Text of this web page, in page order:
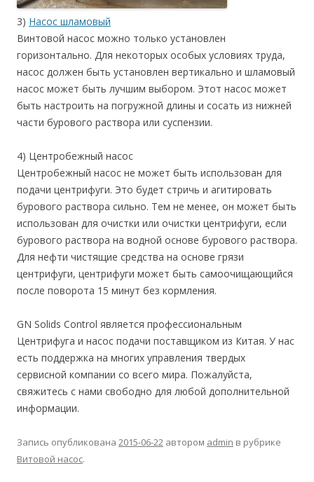
3) Насос шламовый
Винтовой насос можно только установлен
горизонтально. Для некоторых особых условиях труда,
насос должен быть установлен вертикально и шламовый
насос может быть лучшим выбором. Этот насос может
быть настроить на погружной длины и сосать из нижней
части бурового раствора или суспензии.
4) Центробежный насос
Центробежный насос не может быть использован для
подачи центрифуги. Это будет стричь и агитировать
бурового раствора сильно. Тем не менее, он может быть
использован для очистки или очистки центрифуги, если
бурового раствора на водной основе бурового раствора.
Для нефти чистящие средства на основе грязи
центрифуги, центрифуги может быть самоочищающийся
после поворота 15 минут без кормления.
GN Solids Control является профессиональным
Центрифуга и насос подачи поставщиком из Китая. У нас
есть поддержка на многих управления твердых
сервисной компании со всего мира. Пожалуйста,
свяжитесь с нами свободно для любой дополнительной
информации.
Запись опубликована 2015-06-22 автором admin в рубрике
Витовой насос.